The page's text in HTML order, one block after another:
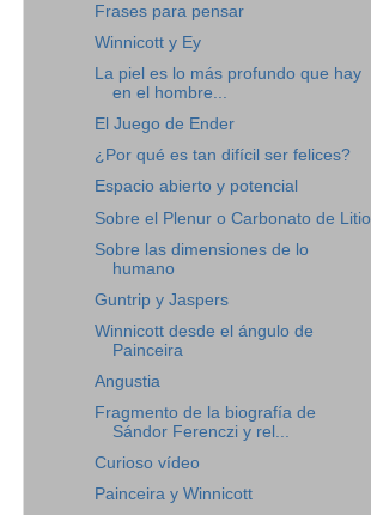
Frases para pensar
Winnicott y Ey
La piel es lo más profundo que hay
en el hombre...
El Juego de Ender
¿Por qué es tan difícil ser felices?
Espacio abierto y potencial
Sobre el Plenur o Carbonato de Litio
Sobre las dimensiones de lo
humano
Guntrip y Jaspers
Winnicott desde el ángulo de
Painceira
Angustia
Fragmento de la biografía de
Sándor Ferenczi y rel...
Curioso vídeo
Painceira y Winnicott